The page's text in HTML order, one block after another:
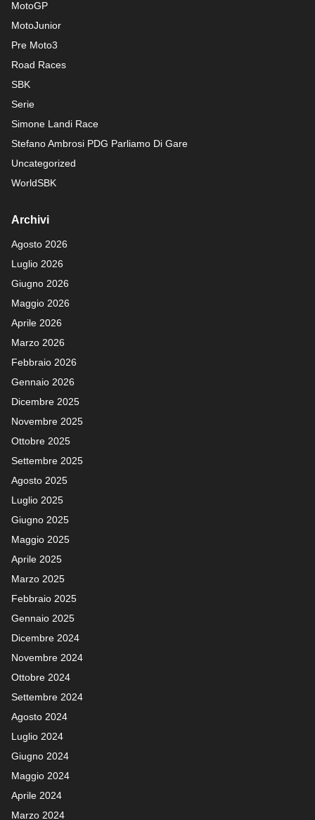
MotoGP
MotoJunior
Pre Moto3
Road Races
SBK
Serie
Simone Landi Race
Stefano Ambrosi PDG Parliamo Di Gare
Uncategorized
WorldSBK
Archivi
Agosto 2026
Luglio 2026
Giugno 2026
Maggio 2026
Aprile 2026
Marzo 2026
Febbraio 2026
Gennaio 2026
Dicembre 2025
Novembre 2025
Ottobre 2025
Settembre 2025
Agosto 2025
Luglio 2025
Giugno 2025
Maggio 2025
Aprile 2025
Marzo 2025
Febbraio 2025
Gennaio 2025
Dicembre 2024
Novembre 2024
Ottobre 2024
Settembre 2024
Agosto 2024
Luglio 2024
Giugno 2024
Maggio 2024
Aprile 2024
Marzo 2024